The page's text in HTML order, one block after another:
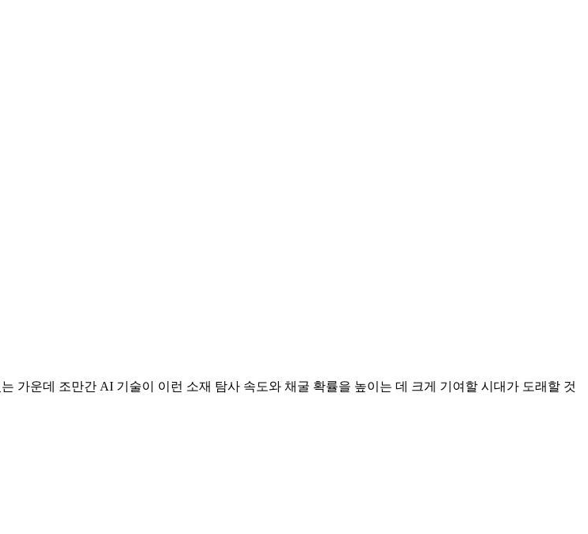
가운데 조만간 AI 기술이 이런 소재 탐사 속도와 채굴 확률을 높이는 데 크게 기여할 시대가 도래할 것